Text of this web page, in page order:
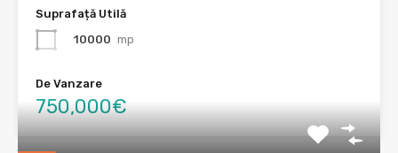
Suprafață Utilă
10000 mp
De Vanzare
750,000€